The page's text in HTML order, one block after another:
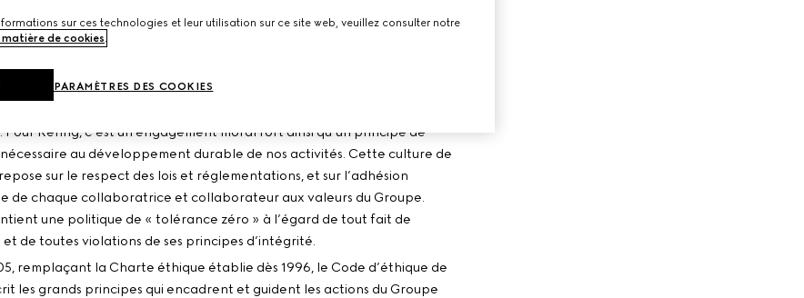
D’ÉTHIQUE
Pour Kering, c’est un engagement moral fort ainsi qu’un principe de
au développement durable de nos activités. Cette culture de
sur le respect des lois et réglementations, et sur l’adhésion
de chaque collaboratrice et collaborateur aux valeurs du Groupe.
une politique de « tolérance zéro » à l’égard de tout fait de
de toutes violations de ses principes d’intégrité.
remplaçant la Charte éthique établie dès 1996, le Code d’éthique de
les grands principes qui encadrent et guident les actions du Groupe
sur ces technologies et leur utilisation sur ce site web, veuillez consulter notre
de cookies.
PARAMÈTRES DES COOKIES